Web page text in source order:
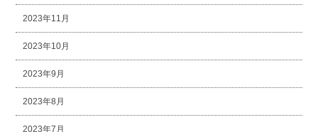
2023年11月
2023年10月
2023年9月
2023年8月
2023年7月